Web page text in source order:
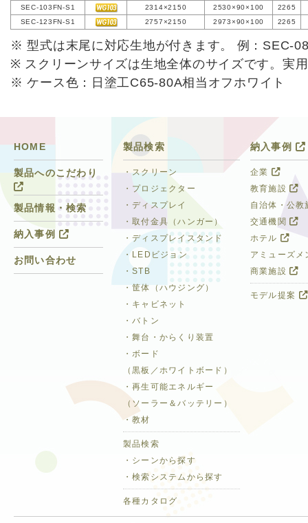
SEC-103FN-S1 2314×2150 2530×90×100
2265
SEC-123FN-S1
2757×2150 2973×90×100 2265
※ 型式は末尾に対応生地が付きます。 例：SEC-
※ スクリーンサイズは生地全体のサイズです。実
※ ケース色：日塗工C65-80A相当オフホワイト
HOME
製品へのこだわり
製品情報・検索
納入事例
お問い合わせ
納入事例
企業
教育施設
自治体・公教
交通機関
ホテル
アミューズ
商業施設
モデル提案
製品検索
・スクリーン
・プロジェクター
・ディスプレイ
・取付金具（ハンガー）
・ディスプレイスタンド
・LEDビジョン
・STB
・筐体（ハウジング）
・キャビネット
・バトン
・舞台・からくり装置
・ボード
（黒板／ホワイトボード）
・再生可能エネルギー
（ソーラー＆バッテリー）
・教材
製品検索
・シーンから探す
・検索システムから探す
各種カタログ